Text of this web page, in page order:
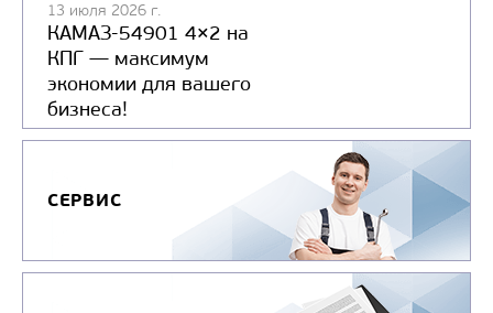
13 июля 2026 г.
КАМАЗ-54901 4×2 на
КПГ — максимум
экономии для вашего
бизнеса!
СЕРВИС